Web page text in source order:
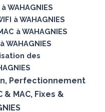
WAHAGNIES
à WAHAGNIES
à WAHAGNIES
des
Perfectionnement
MAC, Fixes &